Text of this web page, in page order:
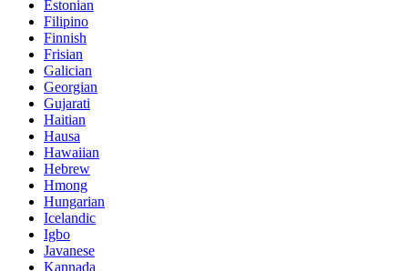
Estonian
Filipino
Finnish
Frisian
Galician
Georgian
Gujarati
Haitian
Hausa
Hawaiian
Hebrew
Hmong
Hungarian
Icelandic
Igbo
Javanese
Kannada